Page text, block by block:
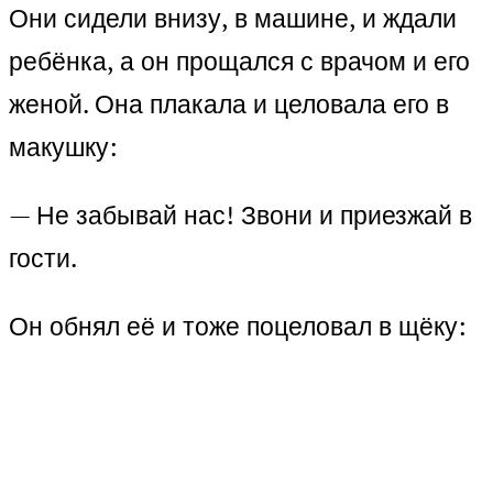
Они сидели внизу, в машине, и ждали
ребёнка, а он прощался с врачом и его
женой. Она плакала и целовала его в
макушку:
— Не забывай нас! Звони и приезжай в
гости.
Он обнял её и тоже поцеловал в щёку: